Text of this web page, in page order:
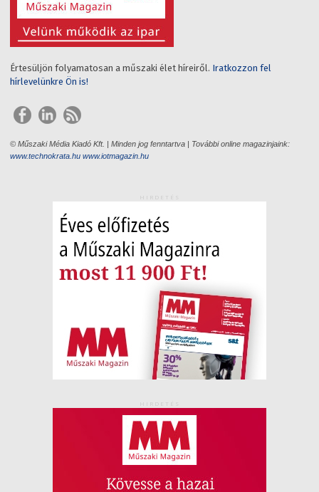
Értesüljön folyamatosan a műszaki élet híreiről. Iratkozzon fel
hírlevelünkre Ön is!
© Műszaki Média Kiadó Kft. | Minden jog fenntartva | További online magazinjaink:
www.technokrata.hu www.iotmagazin.hu
HIRDETÉS
HIRDETÉS